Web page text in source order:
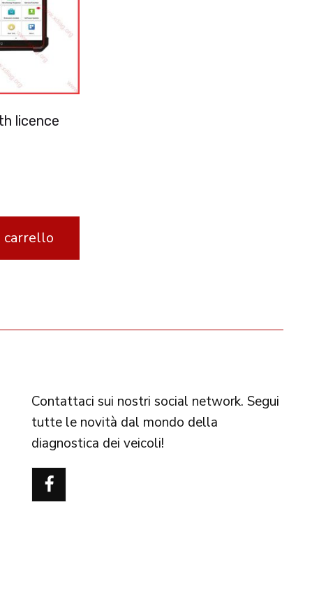
licence
carrello
Contattaci sui nostri social network. Segui
tutte le novità dal mondo della
diagnostica dei veicoli!